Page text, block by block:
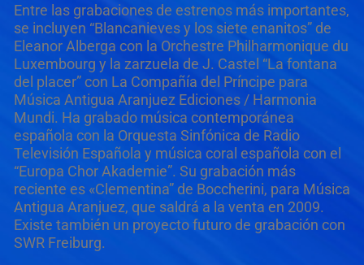
Entre las grabaciones de estrenos más importantes,
se incluyen “Blancanieves y los siete enanitos” de
Eleanor Alberga con la Orchestre Philharmonique du
Luxembourg y la zarzuela de J. Castel “La fontana
del placer” con La Compañía del Príncipe para
Música Antigua Aranjuez Ediciones / Harmonia
Mundi. Ha grabado música contemporánea
española con la Orquesta Sinfónica de Radio
Televisión Española y música coral española con el
“Europa Chor Akademie”. Su grabación más
reciente es «Clementina” de Boccherini, para Música
Antigua Aranjuez, que saldrá a la venta en 2009.
Existe también un proyecto futuro de grabación con
SWR Freiburg.